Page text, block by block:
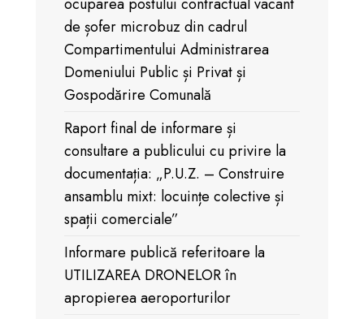
de șofer microbuz din cadrul
Compartimentului Administrarea
Domeniului Public și Privat și
Gospodărire Comunală
Raport final de informare și
consultare a publicului cu privire la
documentația: „P.U.Z. – Construire
ansamblu mixt: locuințe colective și
spații comerciale”
Informare publică referitoare la
UTILIZAREA DRONELOR în
apropierea aeroporturilor